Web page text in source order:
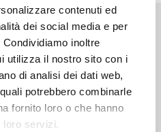
contenuti ed
dei social media e per
inoltre
utilizza il nostro sito con i
di analisi dei dati web,
potrebbero combinarle
fornito loro o che hanno
loro servizi.
serie